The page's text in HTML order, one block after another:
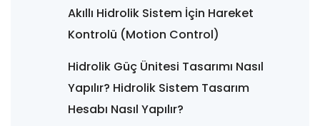
Akıllı Hidrolik Sistem İçin Hareket
Kontrolü (Motion Control)
Hidrolik Güç Ünitesi Tasarımı Nasıl
Yapılır? Hidrolik Sistem Tasarım
Hesabı Nasıl Yapılır?